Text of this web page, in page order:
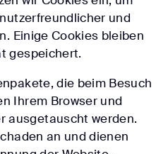
und
Einige Cookies bleiben
gespeichert.
die beim Besuch
Ihrem Browser und
ausgetauscht werden.
an und dienen